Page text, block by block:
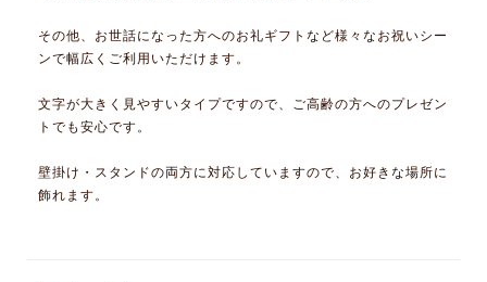
その他、お世話になった方へのお礼ギフトなど様々なお祝いシー
ンで幅広くご利用いただけます。
文字が大きく見やすいタイプですので、ご高齢の方へのプレゼン
トでも安心です。
壁掛け・スタンドの両方に対応していますので、お好きな場所に
飾れます。